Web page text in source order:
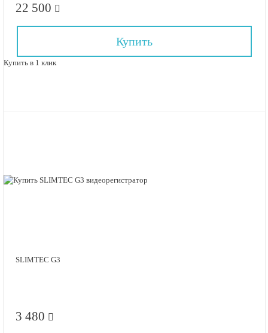
22 500
Купить
Купить в 1 клик
SLIMTEC G3
3 480